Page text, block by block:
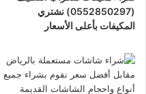
(0552850297) نشتري
المكيفات بأعلى الأسعار